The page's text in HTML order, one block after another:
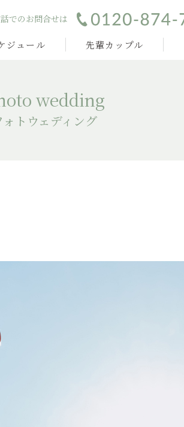
でのお問合せは
ジュール 先輩カップル
wedding
ォトウェディング